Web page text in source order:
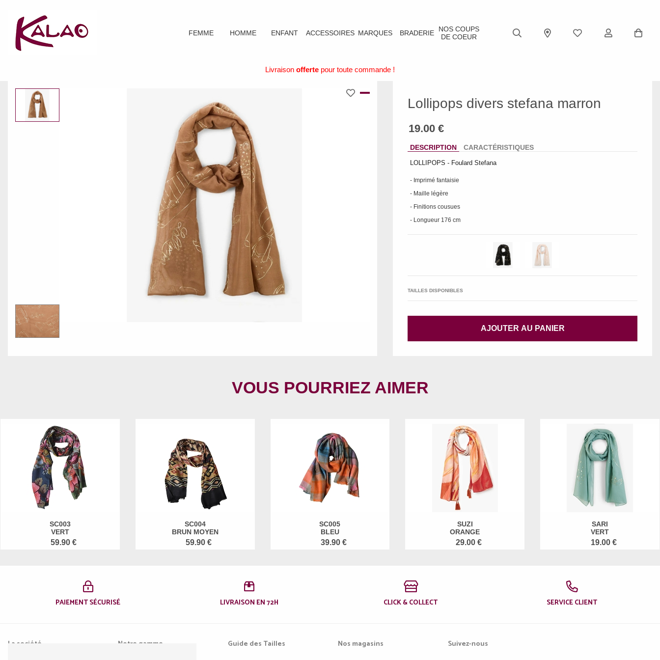
FEMME HOMME ENFANT ACCESSOIRES MARQUES BRADERIE
NOS COUPS
DE COEUR
Livraison offerte pour toute commande !
Lollipops divers stefana marron
DESCRIPTION CARACTÉRISTIQUES
LOLLIPOPS - Foulard Stefana
- Imprimé fantaisie
- Maille légère
- Finitions cousues
- Longueur 176 cm
TAILLES DISPONIBLES
AJOUTER AU PANIER
VOUS POURRIEZ AIMER
SC003
VERT
59.90 €
SC004
BRUN MOYEN
59.90 €
SC005
BLEU
39.90 €
SUZI
ORANGE
29.00 €
SARI
VERT
19.00 €
PAIEMENT SÉCURISÉ LIVRAISON EN 72H CLICK & COLLECT SERVICE CLIENT
La société Notre gamme Guide des Tailles Nos magasins Suivez-nous